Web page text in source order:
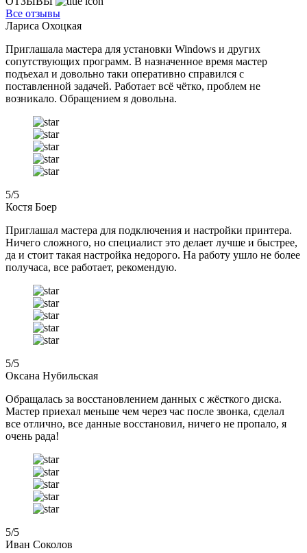
Все отзывы
Лариса Охоцкая
Приглашала мастера для установки Windows и других
сопутствующих программ. В назначенное время мастер
подъехал и довольно таки оперативно справился с
поставленной задачей. Работает всё чётко, проблем не
возникало. Обращением я довольна.
5/5
Костя Боер
Приглашал мастера для подключения и настройки принтера.
Ничего сложного, но специалист это делает лучше и быстрее,
да и стоит такая настройка недорого. На работу ушло не более
получаса, все работает, рекомендую.
5/5
Оксана Нубильская
Обращалась за восстановлением данных с жёсткого диска.
Мастер приехал меньше чем через час после звонка, сделал
все отлично, все данные восстановил, ничего не пропало, я
очень рада!
5/5
Иван Соколов